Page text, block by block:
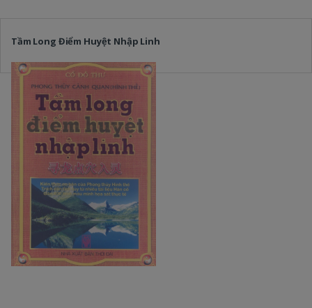
Tầm Long Điểm Huyệt Nhập Linh